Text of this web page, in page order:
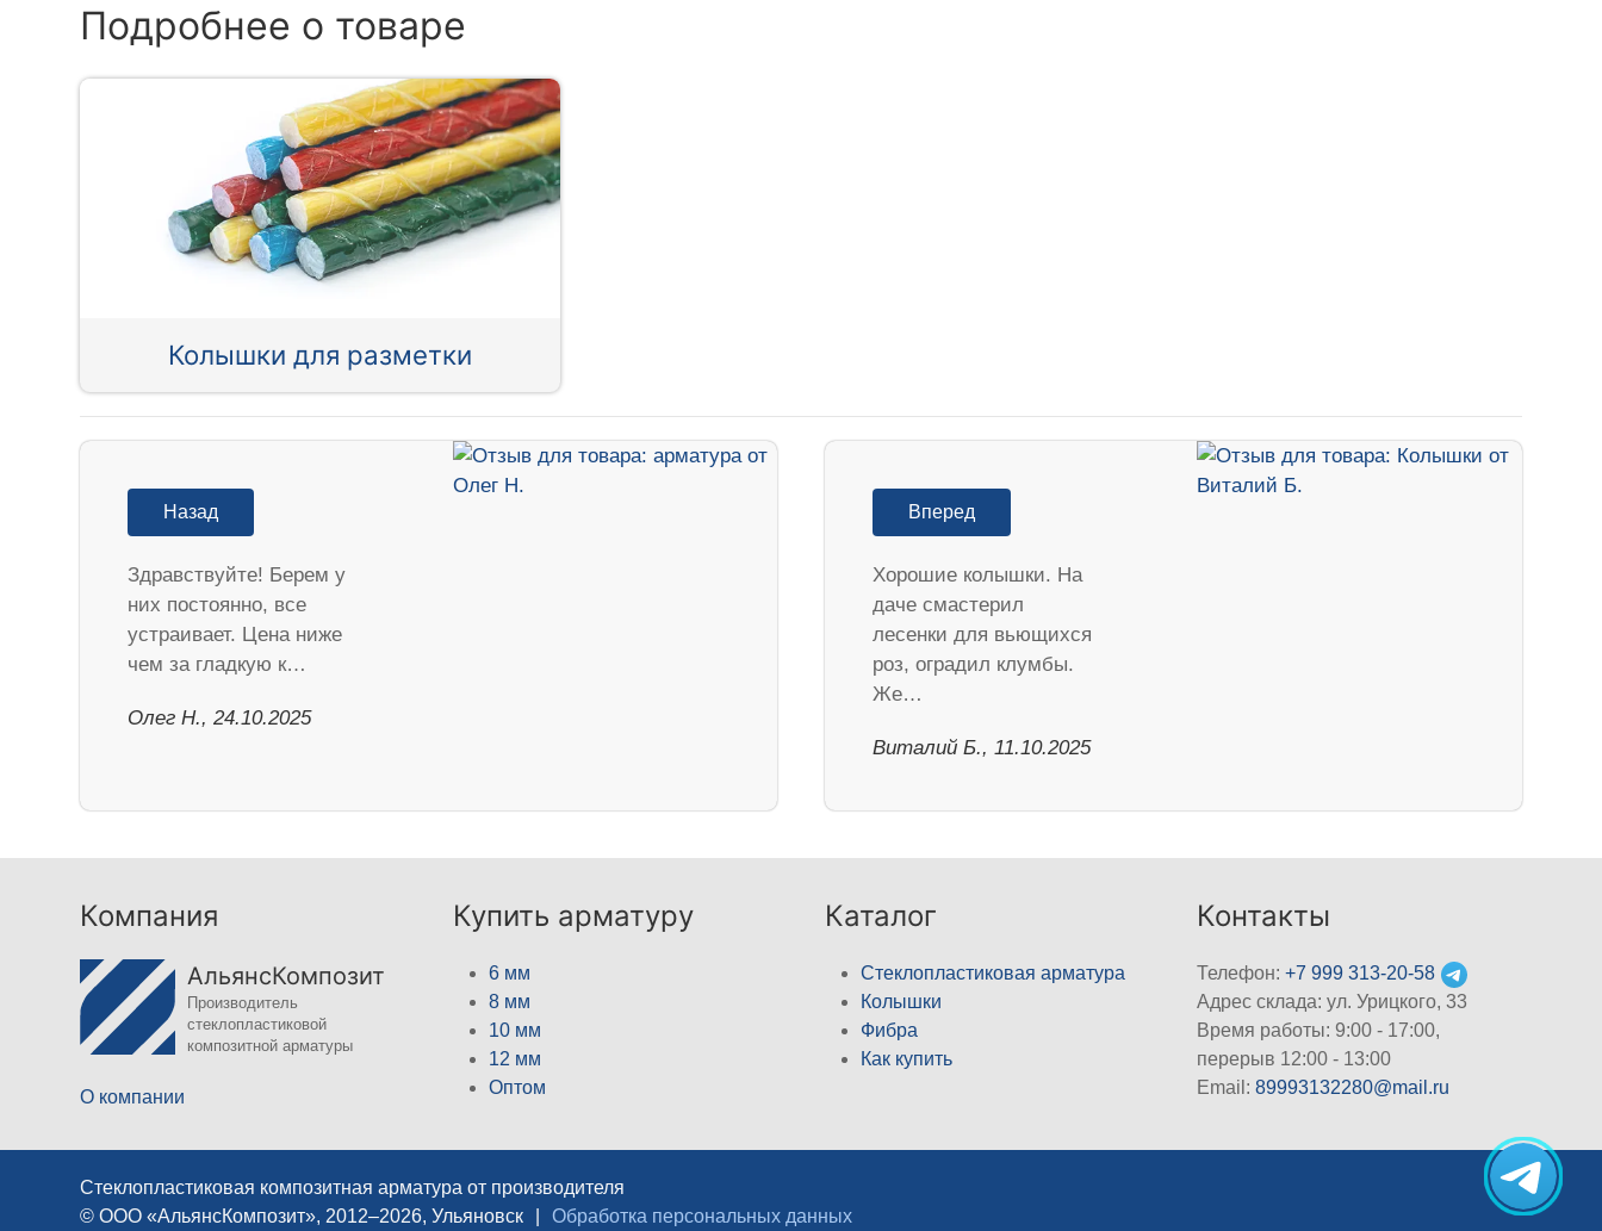
Подробнее о товаре
Колышки для разметки
Назад
Здравствуйте! Берем у
них постоянно, все
устраивает. Цена ниже
чем за гладкую к…
Олег Н., 24.10.2025
Вперед
Хорошие колышки. На
даче смастерил
лесенки для вьющихся
роз, оградил клумбы.
Же…
Виталий Б., 11.10.2025
Компания
АльянсКомпозит
Производитель
стеклопластиковой
композитной арматуры
О компании
Купить арматуру
6 мм
8 мм
10 мм
12 мм
Оптом
Каталог
Стеклопластиковая арматура
Колышки
Фибра
Как купить
Контакты
Телефон:+7 999 313-20-58
Адрес склада: ул. Урицкого, 33
Время работы: 9:00 - 17:00,
перерыв 12:00 - 13:00
Email:89993132280@mail.ru
Стеклопластиковая композитная арматура от производителя
© ООО «АльянсКомпозит», 2012–2026, Ульяновск
Обработка персональных данных